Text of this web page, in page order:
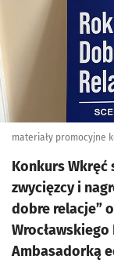
materiały promocyjne
Konkurs Wkręć
zwycięzcy i
dobre relacje”
Ambasadorką